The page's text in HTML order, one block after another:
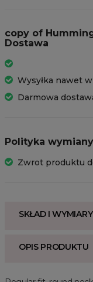
copy of
Dostawa
Wysyłka nawet w
Darmowa
Polityka
Zwrot produktu
SKŁAD I WYMIARY
OPIS PRODUKTU